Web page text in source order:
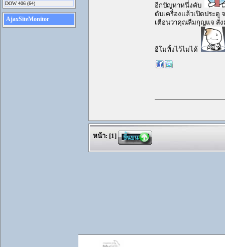
DOW 406 (64)
AjaxSiteMonitor
อีกปัญหาหนึ่งคับ
ดับเครื่องแล้วเปิดประดู
เตือนว่าคุณลืมกุญแจ สั่ง
อีโมทิ้งไว้ไม่ได้
หน้า: [1]